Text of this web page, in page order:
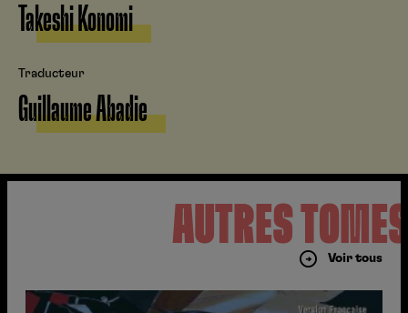
Takeshi Konomi
Traducteur
Guillaume Abadie
AUTRES
Voir tous